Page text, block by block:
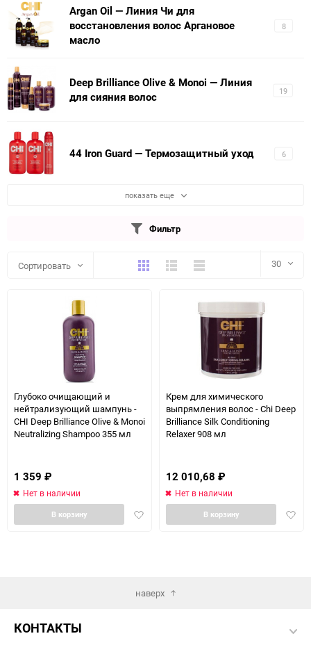
8
Argan Oil — Линия Чи для
восстановления волос Аргановое
масло
19
Deep Brilliance Olive & Monoi — Линия
для сияния волос
6
44 Iron Guard — Термозащитный уход
показать еще
Фильтр
Сортировать ПлиткаПодробноКомпактно 30
30
60
90
Глубоко очищающий и
нейтрализующий шампунь -
CHI Deep Brilliance Olive & Monoi
Neutralizing Shampoo 355 мл
1 359 ₽
Нет в наличии
Добавить
В корзину
Крем для химического
выпрямления волос - Chi Deep
Brilliance Silk Conditioning
Relaxer 908 мл
12 010,68 ₽
Нет в наличии
В корзину
наверх
КОНТАКТЫ